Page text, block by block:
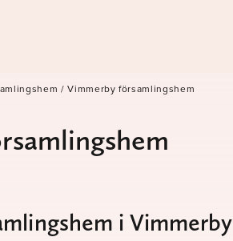
/ Vimmerby församlingshem
i Vimmerby